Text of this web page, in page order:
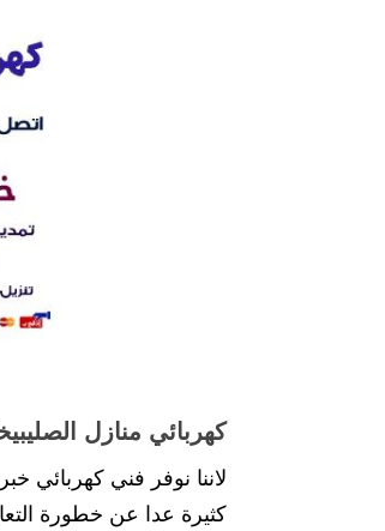
كهربائي منازل
لاننا نوفر فني كهربائي
كثيرة عدا عن خطورة